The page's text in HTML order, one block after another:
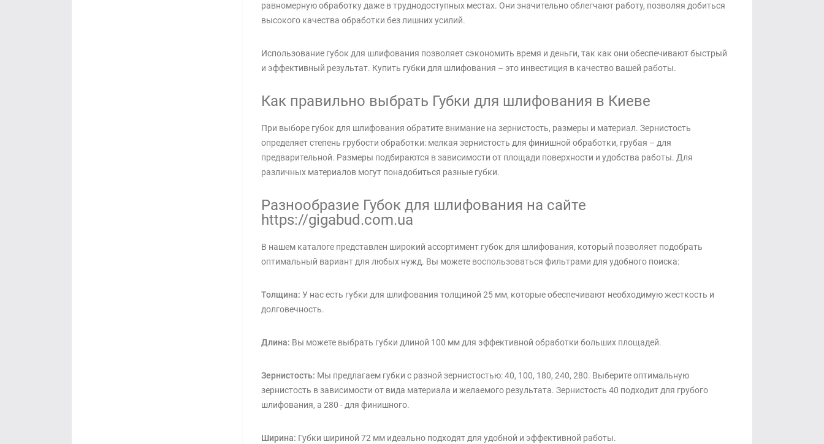
равномерную обработку даже в труднодоступных местах. Они значительно облегчают работу, позволяя добиться
высокого качества обработки без лишних усилий.
Использование губок для шлифования позволяет сэкономить время и деньги, так как они обеспечивают быстрый
и эффективный результат. Купить губки для шлифования – это инвестиция в качество вашей работы.
Как правильно выбрать Губки для шлифования в Киеве
При выборе губок для шлифования обратите внимание на зернистость, размеры и материал. Зернистость
определяет степень грубости обработки: мелкая зернистость для финишной обработки, грубая – для
предварительной. Размеры подбираются в зависимости от площади поверхности и удобства работы. Для
различных материалов могут понадобиться разные губки.
Разнообразие Губок для шлифования на сайте
https://gigabud.com.ua
В нашем каталоге представлен широкий ассортимент губок для шлифования, который позволяет подобрать
оптимальный вариант для любых нужд. Вы можете воспользоваться фильтрами для удобного поиска:
Толщина: У нас есть губки для шлифования толщиной 25 мм, которые обеспечивают необходимую жесткость и
долговечность.
Длина: Вы можете выбрать губки длиной 100 мм для эффективной обработки больших площадей.
Зернистость: Мы предлагаем губки с разной зернистостью: 40, 100, 180, 240, 280. Выберите оптимальную
зернистость в зависимости от вида материала и желаемого результата. Зернистость 40 подходит для грубого
шлифования, а 280 - для финишного.
Ширина: Губки шириной 72 мм идеально подходят для удобной и эффективной работы.